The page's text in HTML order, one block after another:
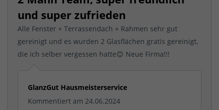
und super zufrieden
Alle Fenster + Terrassendach + Rahmen sehr gut
gereinigt und es wurden 2 Glasflächen gratis gereinigt,
die ich selber vergessen hatte😊 Neue Firma!!!
GlanzGut Hausmeisterservice
Kommentiert am 24.06.2024